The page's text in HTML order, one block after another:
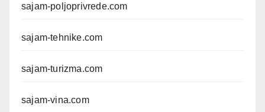
sajam-poljoprivrede.com
sajam-tehnike.com
sajam-turizma.com
sajam-vina.com